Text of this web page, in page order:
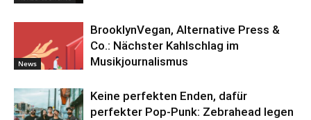
News
BrooklynVegan, Alternative Press &
Co.: Nächster Kahlschlag im
Musikjournalismus
Keine perfekten Enden, dafür
perfekter Pop-Punk: Zebrahead legen